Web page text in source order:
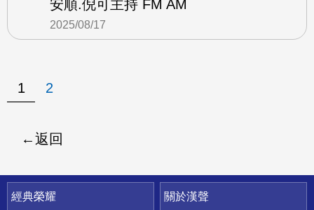
安順.倪可主持 FM AM
2025/08/17
1 2
返回
快速連結
經典榮耀
關於漢聲